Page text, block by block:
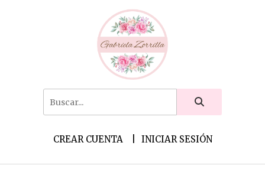
CREAR CUENTA INICIAR SESIÓN